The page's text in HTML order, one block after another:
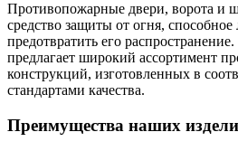
Противопожарные двери, ворота и
средство защиты от огня,
предотвратить его
предлагает широкий ассортимент
конструкций, изготовленных в
стандартами качества.
Преимущества наших